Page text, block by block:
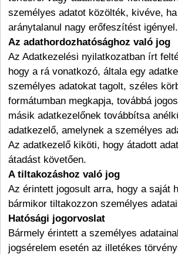
személyes adatot közölték, kivéve,
aránytalanul nagy erőfeszítést igényel.
Az adathordozhatósághoz való jog
Az Adatkezelési nyilatkozatban írt
hogy a rá vonatkozó, általa egy
személyes adatokat tagolt, széles
formátumban megkapja, továbbá
másik adatkezelőnek továbbítsa
adatkezelő, amelynek a személyes
Az adatkezelő kiköti, hogy átadott
átadást követően.
A tiltakozáshoz való jog
Az érintett jogosult arra, hogy a saját
bármikor tiltakozzon személyes
Hatósági jogorvoslat
Bármely érintett a személyes
jogsérelem esetén az illetékes